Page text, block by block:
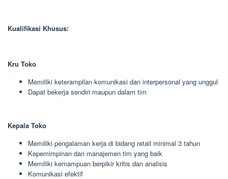
Kualifikasi Khusus:
Kru Toko
Memiliki keterampilan komunikasi dan interpersonal yang unggul
Dapat bekerja sendiri maupun dalam tim
Kepala Toko
Memiliki pengalaman kerja di bidang retail minimal 3 tahun
Kepemimpinan dan manajemen tim yang baik
Memiliki kemampuan berpikir kritis dan analisis
Komunikasi efektif